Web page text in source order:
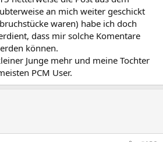
an mich weiter geschickt
waren) habe ich doch
dass mir solche Komentare
können.
Junge mehr und meine Tochter
PCM User.